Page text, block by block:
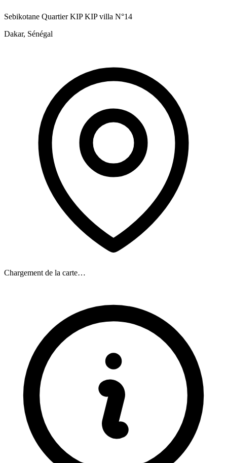
Sebikotane Quartier KIP KIP villa N°14
Dakar, Sénégal
Chargement de la carte…